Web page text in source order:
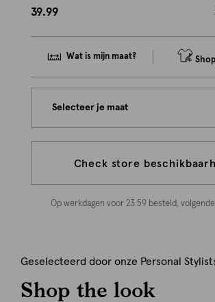
39.99
Wat is mijn maat?
Selecteer je maat
Check store
Op werkdagen voor 23:59 besteld,
Geselecteerd door onze Personal
Shop the look